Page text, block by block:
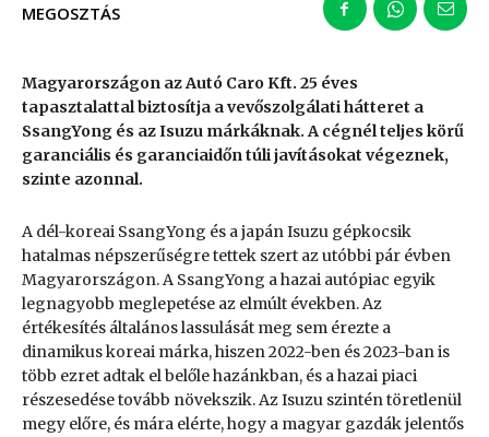
MEGOSZTÁS
Magyarországon az Autó Caro Kft. 25 éves
tapasztalattal biztosítja a vevőszolgálati hátteret a
SsangYong és az Isuzu márkáknak. A cégnél teljes körű
garanciális és garanciaidőn túli javításokat végeznek,
szinte azonnal.
A dél-koreai SsangYong és a japán Isuzu gépkocsik
hatalmas népszerűségre tettek szert az utóbbi pár évben
Magyarországon. A SsangYong a hazai autópiac egyik
legnagyobb meglepetése az elmúlt években. Az
értékesítés általános lassulását meg sem érezte a
dinamikus koreai márka, hiszen 2022-ben és 2023-ban is
több ezret adtak el belőle hazánkban, és a hazai piaci
részesedése tovább növekszik. Az Isuzu szintén töretlenül
megy előre, és mára elérte, hogy a magyar gazdák jelentős